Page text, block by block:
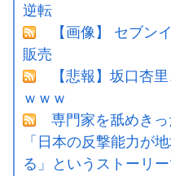
逆転
【画像】 セブン
販売
【悲報】坂口杏
ｗｗｗ
専門家を舐めきっ
「日本の反撃能力が
る」というストーリ